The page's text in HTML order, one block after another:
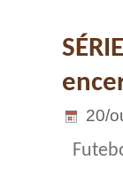
20/